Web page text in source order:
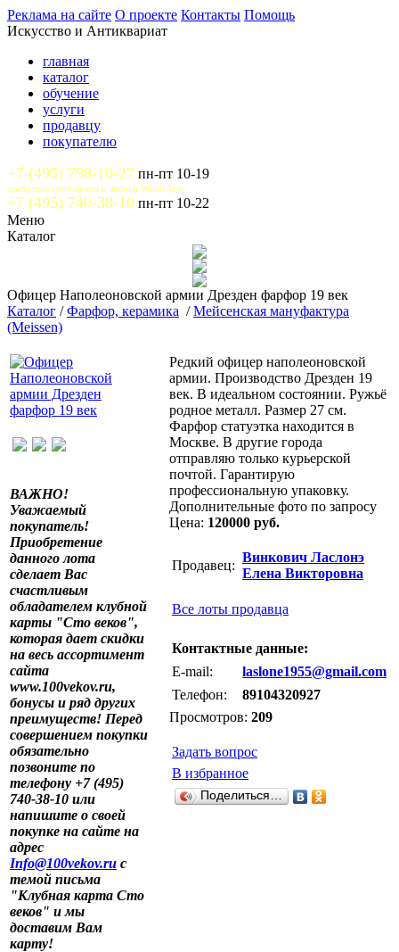
Реклама на сайте О проекте Контакты Помощь
Искусство и Антиквариат
главная
каталог
обучение
услуги
продавцу
покупателю
+7 (495) 798-10-27 пн-пт 10-19
доступны сообщения и звонки WhatsApp
+7 (495) 740-38-10 пн-пт 10-22
Меню
Каталог
Офицер Наполеоновской армии Дрезден фарфор 19 век
Каталог /Фарфор, керамика /Мейсенская мануфактура
(Meissen)
ВАЖНО!
Уважаемый
покупатель!
Приобретение
данного лота
сделает Вас
счастливым
обладателем клубной
карты "Сто веков",
которая дает скидки
на весь ассортимент
сайта
www.100vekov.ru,
бонусы и ряд других
преимуществ! Перед
совершением покупки
обязательно
позвоните по
телефону +7 (495)
740-38-10 или
напишите о своей
покупке на сайте на
адрес
Info@100vekov.ru с
темой письма
"Клубная карта Сто
веков" и мы
доставим Вам
карту!
Редкий офицер наполеоновской
армии. Производство Дрезден 19
век. В идеальном состоянии. Ружьё
родное металл. Размер 27 см.
Фарфор статуэтка находится в
Москве. В другие города
отправляю только курьерской
почтой. Гарантирую
профессиональную упаковку.
Дополнительные фото по запросу
Цена: 120000 руб.
Продавец:
Винкович Ласлонэ
Елена Викторовна
Все лоты продавца
Контактные данные:
E-mail:
laslone1955@gmail.com
Телефон:
89104320927
Просмотров: 209
Задать вопрос
В избранное
Поделиться…